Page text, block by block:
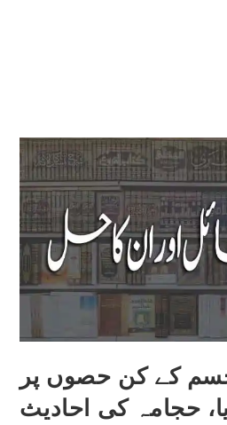
کے کن حصوں پر
حجامہ کى احادیث